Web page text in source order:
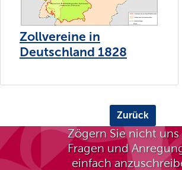
Zollvereine in
Deutschland 1828
Zurück
Zögern Sie nicht uns
Fragen und
einfach